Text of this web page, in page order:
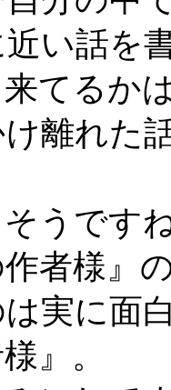
い話を
てるか
離れた
うです
者様』
は実に
』。